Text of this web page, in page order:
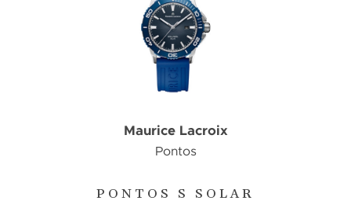
PONTOS S SOLAR
Maurice Lacroix
Pontos